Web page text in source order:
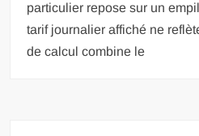
particulier repose sur un
tarif journalier affiché ne
de calcul combine le